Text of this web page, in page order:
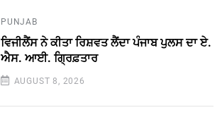
PUNJAB
ਵਿਜੀਲੈਂਸ ਨੇ ਕੀਤਾ ਰਿਸ਼ਵਤ ਲੈਂਦਾ ਪੰਜਾਬ ਪੁਲਸ ਦਾ ਏ.
ਐਸ. ਆਈ. ਗ੍ਰਿਫ਼ਤਾਰ
AUGUST 8, 2026